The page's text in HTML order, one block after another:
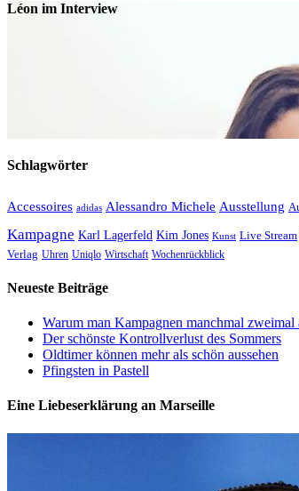
Léon im Interview
Schlagwörter
Accessoires adidas Alessandro Michele Ausstellung
Kampagne Karl Lagerfeld Kim Jones Kunst Live Stream
Verlag Uhren Uniqlo Wirtschaft Wochenrückblick
Neueste Beiträge
Warum man Kampagnen manchmal zweimal
Der schönste Kontrollverlust des Sommers
Oldtimer können mehr als schön aussehen
Pfingsten in Pastell
Eine Liebeserklärung an Marseille